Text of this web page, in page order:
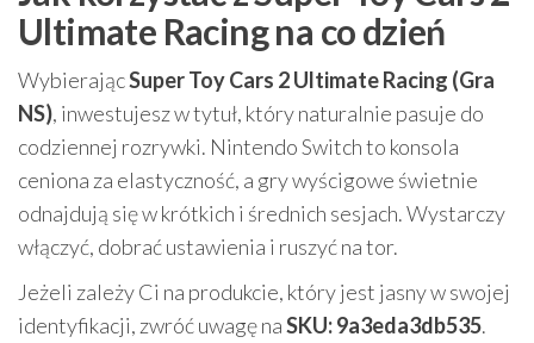
Ultimate Racing na co dzień
WybierającSuper Toy Cars 2 Ultimate Racing (Gra
NS), inwestujesz w tytuł, który naturalnie pasuje do
codziennej rozrywki. Nintendo Switch to konsola
ceniona za elastyczność, a gry wyścigowe świetnie
odnajdują się w krótkich i średnich sesjach. Wystarczy
włączyć, dobrać ustawienia i ruszyć na tor.
Jeżeli zależy Ci na produkcie, który jest jasny w swojej
identyfikacji, zwróć uwagę naSKU: 9a3eda3db535.